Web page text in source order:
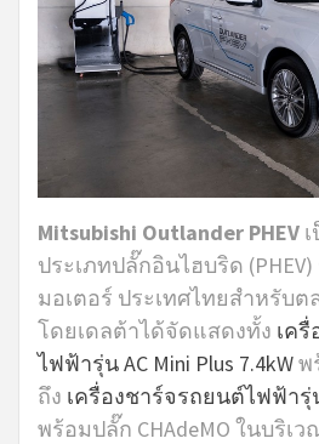
Mitsubishi Outlander PHEV
ประเภทปลั๊กอินไฮบริด
มอเตอร์ ประเทศไทยสำหรับต
โดยเดลต้าได้จัดแสดงทั้ง เค
ไฟฟ้ารุ่น AC Mini Plus 7.4kWพ
ถึง เครื่องชาร์จรถยนต์ไฟฟ้ารุ่น
พร้อมปลั๊ก CHAdeMO ในบริเ